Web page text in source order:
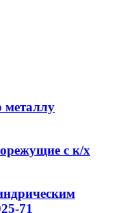
с к/х
71